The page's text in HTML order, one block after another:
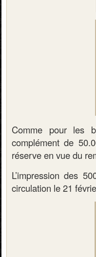
Comme pour les
complément de
réserve en vue du
L’impression des
circulation le 21